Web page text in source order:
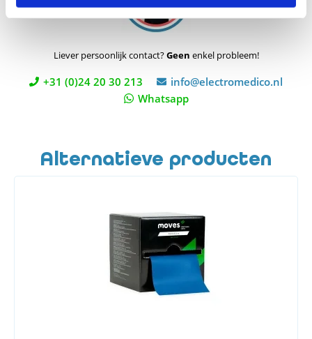
Liever persoonlijk contact?Geen enkel probleem!
+31 (0)24 20 30 213
info@electromedico.nl
Whatsapp
Alternatieve producten